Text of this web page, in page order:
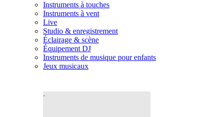
Instruments à touches
Instruments à vent
Live
Studio & enregistrement
Éclairage & scène
Équipement DJ
Instruments de musique pour enfants
Jeux musicaux